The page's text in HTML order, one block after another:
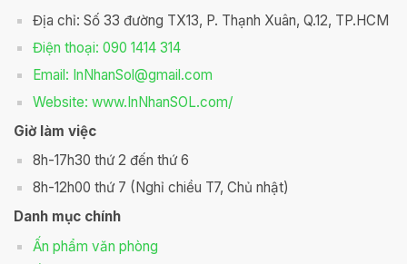
Địa chỉ: Số 33 đường TX13, P. Thạnh Xuân, Q.12, TP.HCM
Điện thoại: 090 1414 314
Email: InNhanSol@gmail.com
Website: www.InNhanSOL.com/
Giờ làm việc
8h-17h30 thứ 2 đến thứ 6
8h-12h00 thứ 7 (Nghỉ chiều T7, Chủ nhật)
Danh mục chính
Ấn phẩm văn phòng